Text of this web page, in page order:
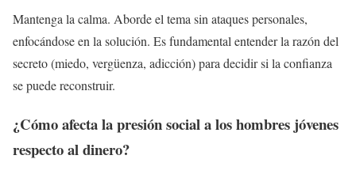
Mantenga la calma. Aborde el tema sin ataques personales,
enfocándose en la solución. Es fundamental entender la razón del
secreto (miedo, vergüenza, adicción) para decidir si la confianza
se puede reconstruir.
¿Cómo afecta la presión social a los hombres jóvenes
respecto al dinero?